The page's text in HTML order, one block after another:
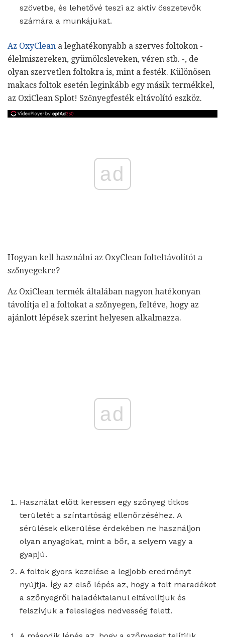
szövetbe, és lehetővé teszi az aktív összetevők
számára a munkájukat.
Az OxyClean a leghatékonyabb a szerves foltokon -
élelmiszereken, gyümölcsleveken, véren stb. -, de
olyan szervetlen foltokra is, mint a festék. Különösen
makacs foltok esetén leginkább egy másik termékkel,
az OxiClean Splot! Szőnyegfesték eltávolító eszköz.
ad
Hogyan kell használni az OxyClean folteltávolítót a
szőnyegekre?
Az OxiClean termék általában nagyon hatékonyan
távolítja el a foltokat a szőnyegen, feltéve, hogy az
ajánlott lépések szerint helyesen alkalmazza.
ad
Használat előtt keressen egy szőnyeg titkos
területét a színtartóság ellenőrzéséhez. A
sérülések elkerülése érdekében ne használjon
olyan anyagokat, mint a bőr, a selyem vagy a
gyapjú.
A foltok gyors kezelése a legjobb eredményt
nyújtja. Így az első lépés az, hogy a folt maradékot
a szőnyegről haladéktalanul eltávolítjuk és
felszívjuk a felesleges nedvesség felett.